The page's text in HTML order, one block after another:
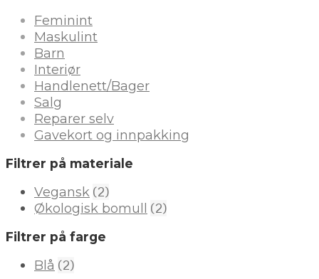
Feminint
Maskulint
Barn
Interiør
Handlenett/Bager
Salg
Reparer selv
Gavekort og innpakking
Filtrer på materiale
Vegansk (2)
Økologisk bomull (2)
Filtrer på farge
Blå (2)